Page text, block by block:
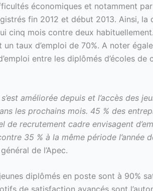
économiques et notamment
fin 2012 et début 2013. Ainsi, la
cinq mois contre deux
taux d’emploi de 70%. A noter
entre les diplômés d’écoles de
améliorée depuis et l’accès des
les prochains mois. 45 % des
recrutement cadre envisagent
35 % à la même période l’année
de l’Apec.
diplômés en poste sont à 90%